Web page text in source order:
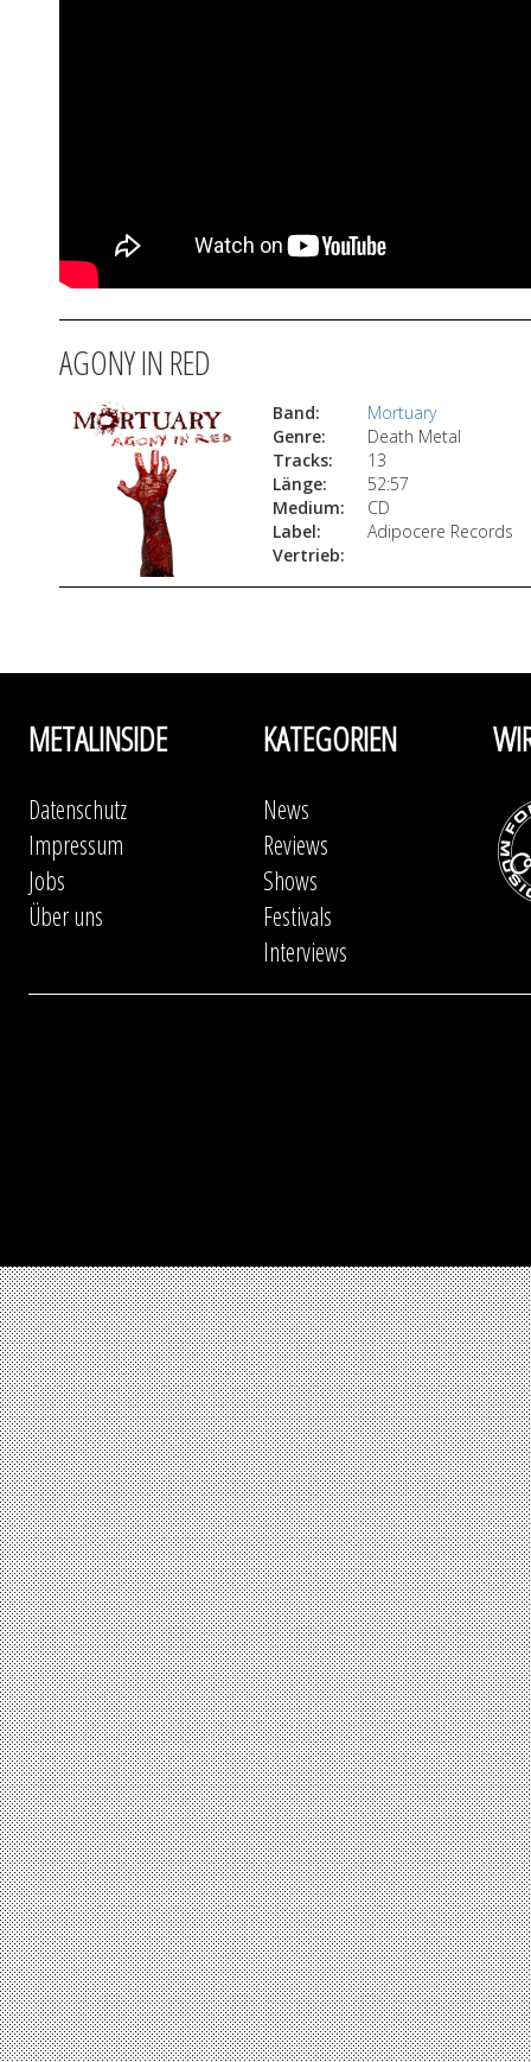
AGONY IN RED
Band:
Mortuary
Genre:
Death Metal
Tracks:
13
Länge:
52:57
Medium:
CD
Label:
Adipocere Records
Vertrieb:
METALINSIDE
Datenschutz
Impressum
Jobs
Über uns
KATEGORIEN
News
Reviews
Shows
Festivals
Interviews